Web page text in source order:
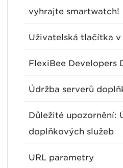
vyhrajte smartwatch!
Uživatelská tlačítka v
FlexiBee Developers
Údržba serverů
Důležité upozornění:
doplňkových služeb
URL parametry